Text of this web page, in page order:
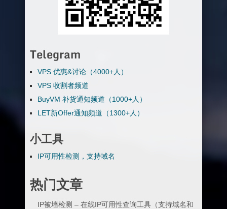
Telegram
VPS 优惠&讨论（4000+人）
VPS 收割者频道
BuyVM 补货通知频道（1000+人）
LET新Offer通知频道（1300+人）
小工具
IP可用性检测，支持域名
热门文章
IP被墙检测 – 在线IP可用性查询工具（支持域名和